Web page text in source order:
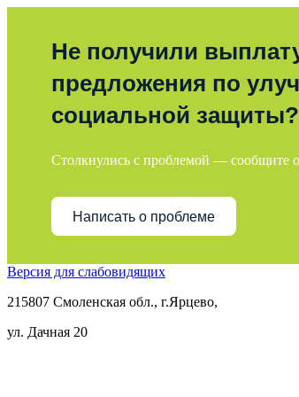
Не получили
предложения по
социальной защиты?
Столкнулись с проблемой — сообщите
Написать о проблеме
Версия для слабовидящих
215807 Смоленская обл., г.Ярцево,
ул. Дачная 20